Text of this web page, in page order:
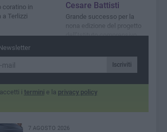
coratino in
Terlizzi
Cesare Battisti
Grande successo per la
nona edizione del progetto
dell’Istituto comprensivo
Iscriviti
i termini e la privacy policy
7 AGOSTO 2026